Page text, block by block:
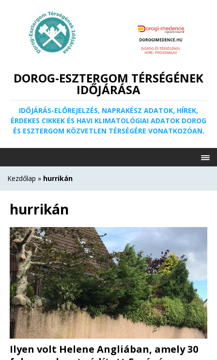
DOROG-ESZTERGOM TÉRSÉGÉNEK
IDŐJÁRÁSA
IDŐJÁRÁS-ELŐREJELZÉS, NAPRAKÉSZ ADATOK, HÍREK,
ÉRDEKES CIKKEK ÉS HAVI KLIMATOLÓGIAI ADATOK DOROG
ÉS ESZTERGOM KÖZVETLEN TÉRSÉGÉRE VONATKOZÓAN.
Kezdőlap » hurrikán
hurrikán
Ilyen volt Helene Angliában, amely 30